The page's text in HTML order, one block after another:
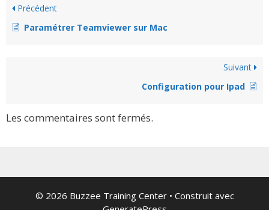
Précédent
Paramétrer Teamviewer sur Mac
Suivant
Configuration pour Ipad
Les commentaires sont fermés.
© 2026 Buzzee Training Center• Construit avec